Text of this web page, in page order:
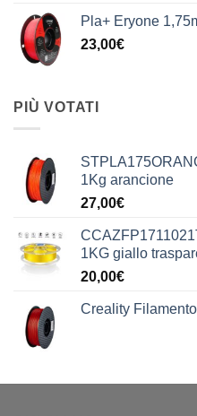
Pla+ Eryone
23,00€
PIÙ VOTATI
1Kg arancione
27,00€
1KG giallo
20,00€
Creality